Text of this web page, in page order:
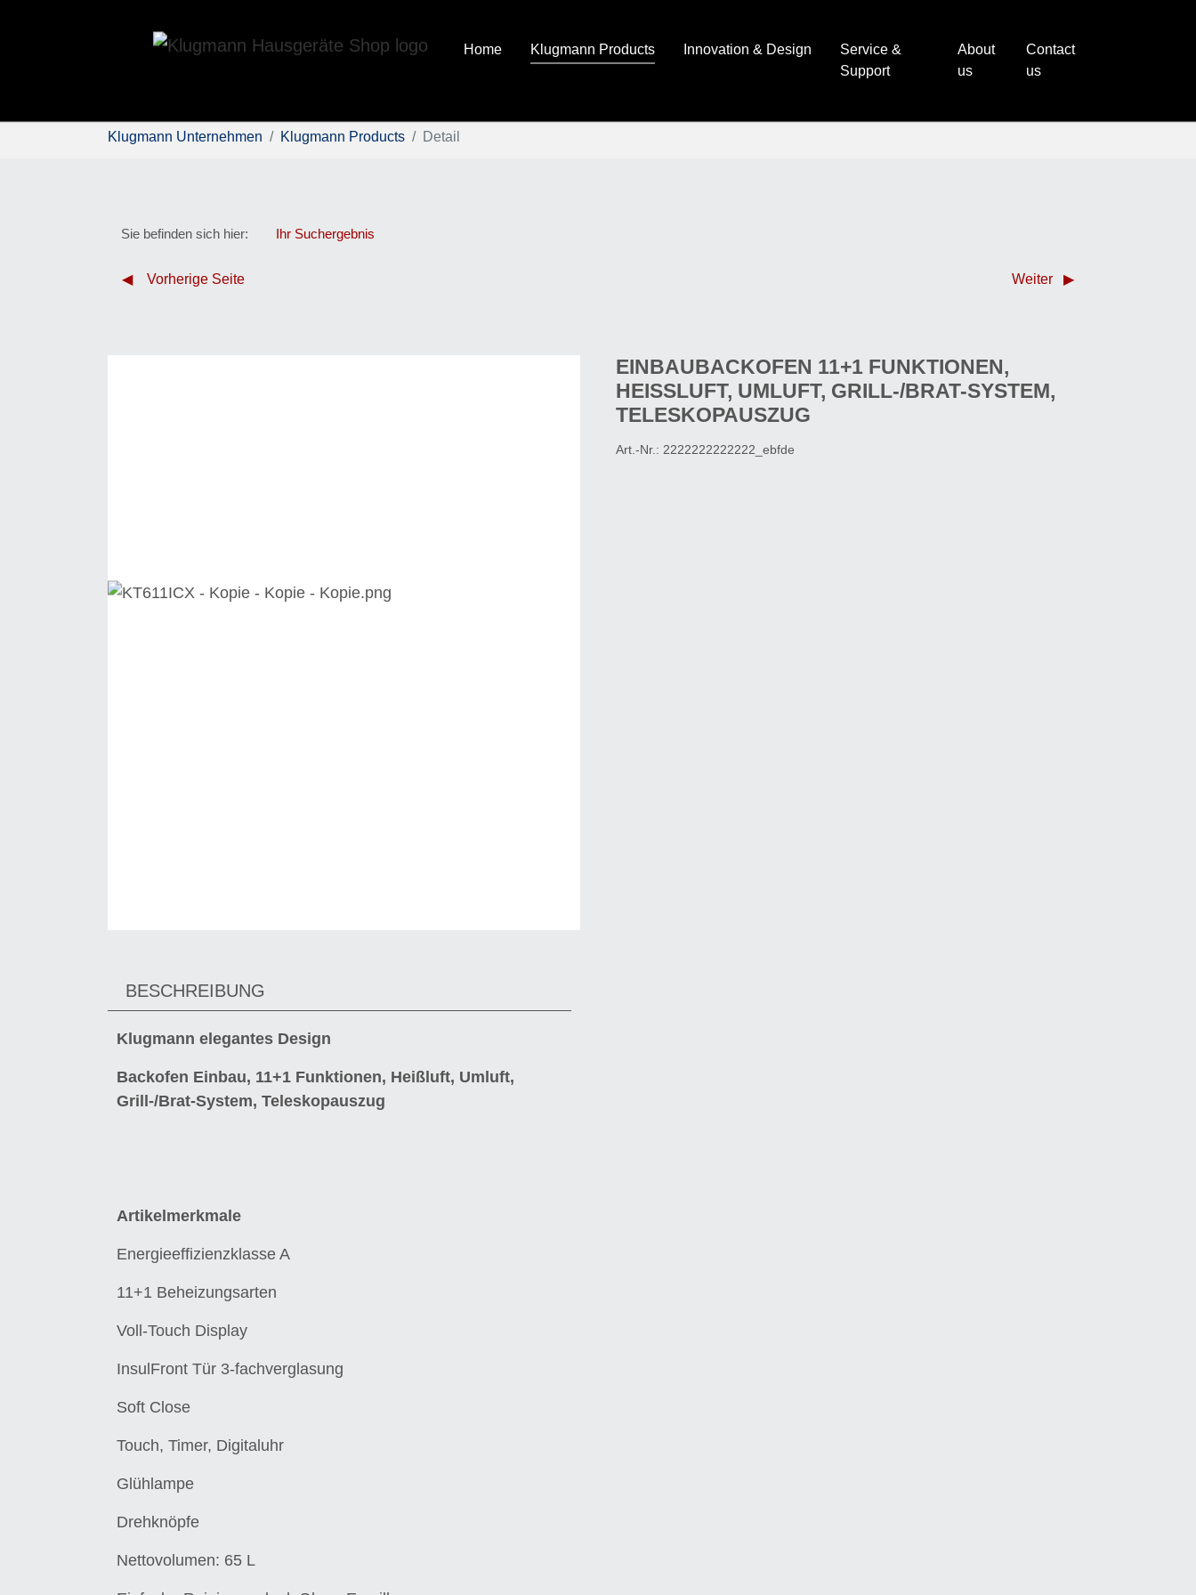
Skip to main content
Home Klugmann Products Innovation & Design
Service &
Support
About
us
Contact
us
You are here:
Klugmann Unternehmen Klugmann Products Detail
Sie befinden sich hier: Ihr Suchergebnis
Vorherige Seite Weiter
EINBAUBACKOFEN 11+1 FUNKTIONEN,
HEISSLUFT, UMLUFT, GRILL-/BRAT-SYSTEM, T
ELESKOPAUSZUG
Art.-Nr.: 2222222222222_ebfde
BESCHREIBUNG
Klugmann elegantes Design
Backofen Einbau, 11+1 Funktionen, Heißluft, Umluft,
Grill-/Brat-System, Teleskopauszug
Artikelmerkmale
Energieeffizienzklasse A
11+1 Beheizungsarten
Voll-Touch Display
InsulFront Tür 3-fachverglasung
Soft Close
Touch, Timer, Digitaluhr
Glühlampe
Drehknöpfe
Nettovolumen: 65 L